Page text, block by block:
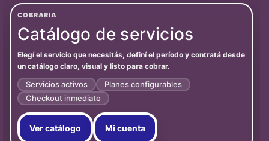
COBRARIA
Catálogo de servicios
Elegí el servicio que necesitás, definí el período y contratá desde
un catálogo claro, visual y listo para cobrar.
Servicios activos
Planes configurables
Checkout inmediato
Ver catálogo Mi cuenta